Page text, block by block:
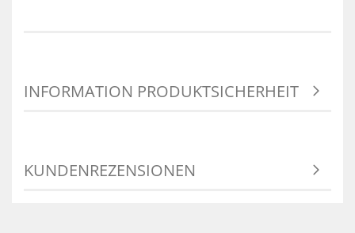
INFORMATION PRODUKTSICHERHEIT
KUNDENREZENSIONEN